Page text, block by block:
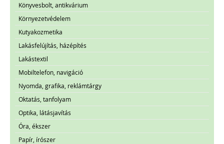
Könyvesbolt, antikvárium
Környezetvédelem
Kutyakozmetika
Lakásfelújítás, házépítés
Lakástextil
Mobiltelefon, navigáció
Nyomda, grafika, reklámtárgy
Oktatás, tanfolyam
Optika, látásjavítás
Óra, ékszer
Papír, írószer